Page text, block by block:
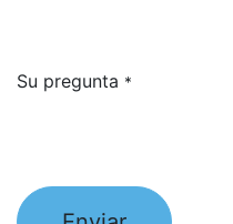
Su pregunta *